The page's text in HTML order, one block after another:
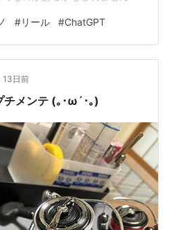
責任逃れ）(;^_^A 確かにシマノ
いボディのイメージがありま
られている。ってイメージ
術を持つ 2大メーカーには間
かは 好みの問題なんでしょ
#リール #ChatGPT
13日前
チメンテ (｡･ω´･｡)